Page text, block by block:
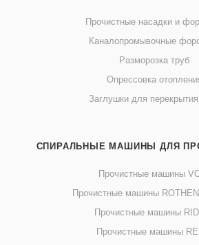
Прочистные насадки и
Каналопромывочные
Разморозка труб
Опрессовка
Заглушки для
СПИРАЛЬНЫЕ МАШИНЫ ДЛЯ
Прочистные машины
Прочистные машины
Прочистные машины
Прочистные машины